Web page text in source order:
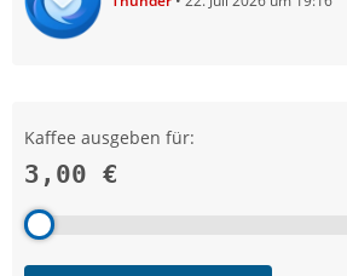
Kaffee ausgeben für:
3,00 €